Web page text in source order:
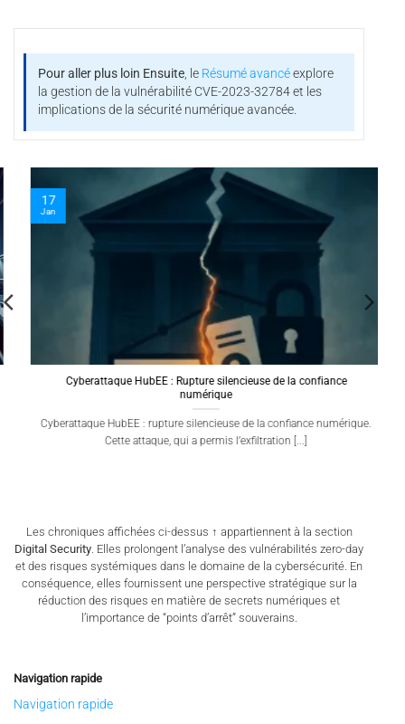
Pour aller plus loin Ensuite, le Résumé avancéexplore
la gestion de la vulnérabilité CVE-2023-32784 et les
implications de la sécurité numérique avancée.
Cyberattaque HubEE : Rupture silencieuse de la confiance
numérique
Cyberattaque HubEE : rupture silencieuse de la confiance numérique.
Cette attaque, qui a permis l’exfiltration [...]
Les chroniques affichées ci-dessus ↑ appartiennent à la section
Digital Security . Elles prolongent l’analyse des vulnérabilités zero-day
et des risques systémiques dans le domaine de la cybersécurité. En
conséquence, elles fournissent une perspective stratégique sur la
réduction des risques en matière de secrets numériques et
l’importance de “points d’arrêt” souverains.
Navigation rapide
Navigation rapide